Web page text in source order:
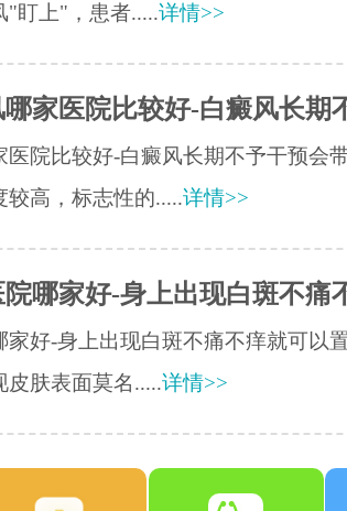
"盯上"，患者.....详情>>
家医院比较好-白癜风长期
医院比较好-白癜风长期不予干预会
高，标志性的.....详情>>
哪家好-身上出现白斑不痛
好-身上出现白斑不痛不痒就可以
肤表面莫名.....详情>>